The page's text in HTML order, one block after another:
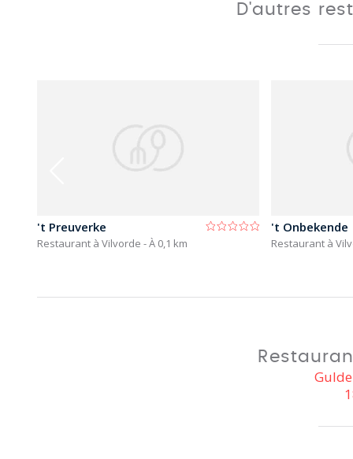
D'autres
't Preuverke
Restaurant à Vilvorde - À 0,1 km
't Onbekende
Restaurant à